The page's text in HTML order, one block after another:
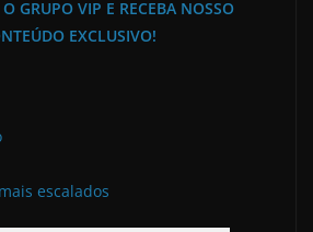
GRUPO VIP E RECEBA NOSSO
EXCLUSIVO!
escalados